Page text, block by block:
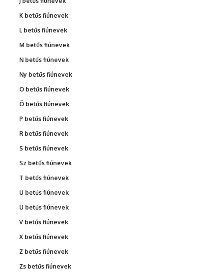
K betűs fiúnevek
L betűs fiúnevek
M betűs fiúnevek
N betűs fiúnevek
Ny betűs fiúnevek
O betűs fiúnevek
Ö betűs fiúnevek
P betűs fiúnevek
R betűs fiúnevek
S betűs fiúnevek
Sz betűs fiúnevek
T betűs fiúnevek
U betűs fiúnevek
Ü betűs fiúnevek
V betűs fiúnevek
X betűs fiúnevek
Z betűs fiúnevek
Zs betűs fiúnevek